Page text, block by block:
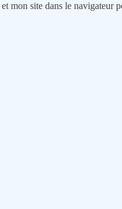
mon site dans le navigateur